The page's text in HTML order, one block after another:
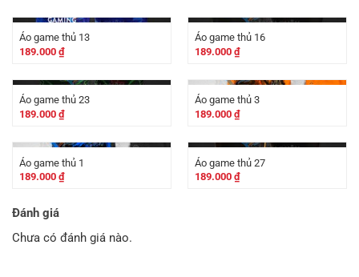
Áo game thủ 13
189.000 ₫
Áo game thủ 16
189.000 ₫
Áo game thủ 23
189.000 ₫
Áo game thủ 3
189.000 ₫
Áo game thủ 1
189.000 ₫
Áo game thủ 27
189.000 ₫
Đánh giá
Chưa có đánh giá nào.